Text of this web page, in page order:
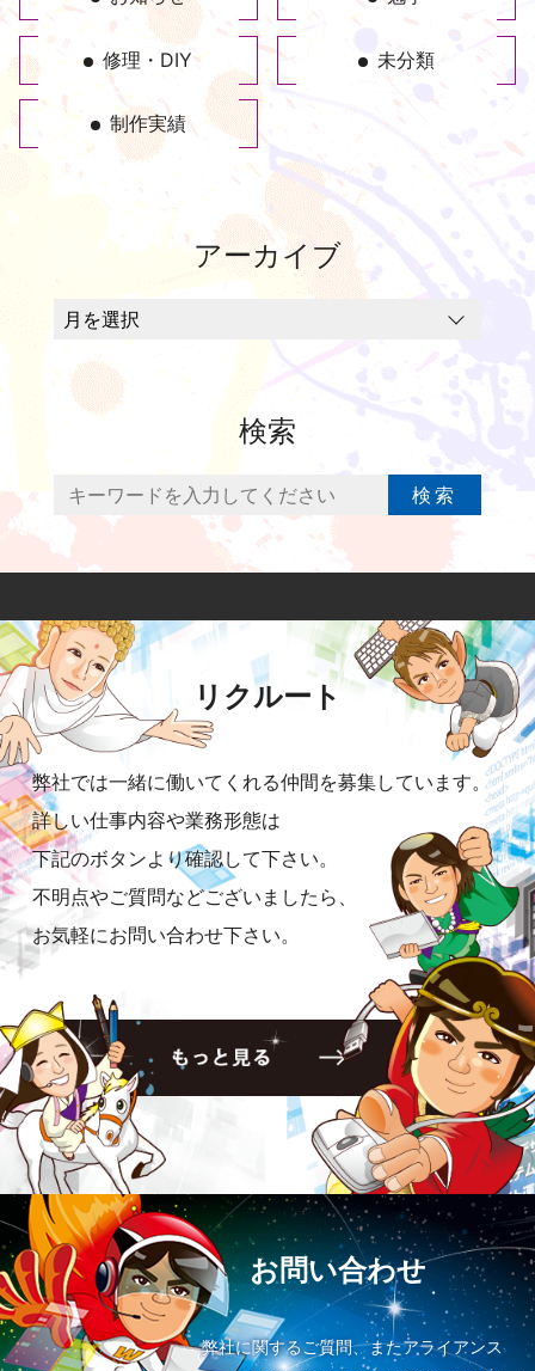
修理・DIY 未分類
制作実績
アーカイブ
検索
検索
リクルート
弊社では一緒に働いてくれる仲間を募集しています。
詳しい仕事内容や業務形態は
下記のボタンより確認して下さい。
不明点やご質問などございましたら、
お気軽にお問い合わせ下さい。
お問い合わせ
弊社に関するご質問、またアライアンス